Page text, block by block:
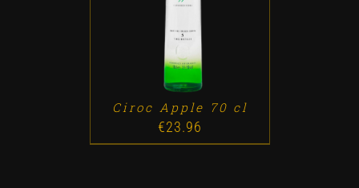
/
Ciroc Apple 70 cl
€23.96